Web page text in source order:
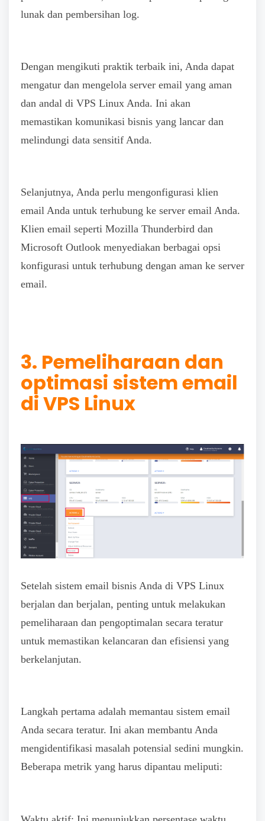
lunak dan pembersihan log.
Dengan mengikuti praktik terbaik ini, Anda dapat
mengatur dan mengelola server email yang aman
dan andal di VPS Linux Anda. Ini akan
memastikan komunikasi bisnis yang lancar dan
melindungi data sensitif Anda.
Selanjutnya, Anda perlu mengonfigurasi klien
email Anda untuk terhubung ke server email Anda.
Klien email seperti Mozilla Thunderbird dan
Microsoft Outlook menyediakan berbagai opsi
konfigurasi untuk terhubung dengan aman ke server
email.
3. Pemeliharaan dan
optimasi sistem email
di VPS Linux
Setelah sistem email bisnis Anda di VPS Linux
berjalan dan berjalan, penting untuk melakukan
pemeliharaan dan pengoptimalan secara teratur
untuk memastikan kelancaran dan efisiensi yang
berkelanjutan.
Langkah pertama adalah memantau sistem email
Anda secara teratur. Ini akan membantu Anda
mengidentifikasi masalah potensial sedini mungkin.
Beberapa metrik yang harus dipantau meliputi: